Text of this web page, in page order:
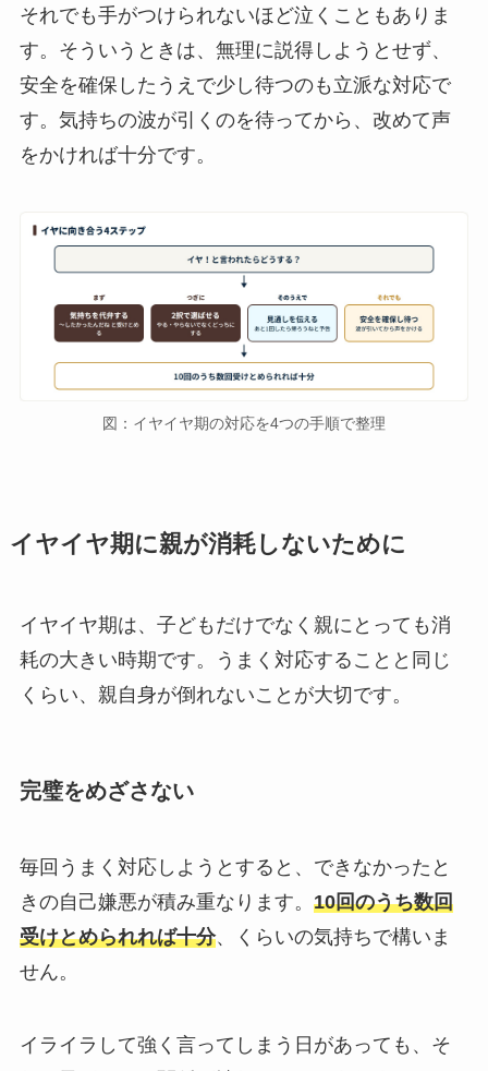
それでも手がつけられないほど泣くこともありま
す。そういうときは、無理に説得しようとせず、
安全を確保したうえで少し待つのも立派な対応で
す。気持ちの波が引くのを待ってから、改めて声
をかければ十分です。
図：イヤイヤ期の対応を4つの手順で整理
イヤイヤ期に親が消耗しないために
イヤイヤ期は、子どもだけでなく親にとっても消
耗の大きい時期です。うまく対応することと同じ
くらい、親自身が倒れないことが大切です。
完璧をめざさない
毎回うまく対応しようとすると、できなかったと
きの自己嫌悪が積み重なります。 10回のうち数回
受けとめられれば十分、くらいの気持ちで構いま
せん。
イライラして強く言ってしまう日があっても、そ